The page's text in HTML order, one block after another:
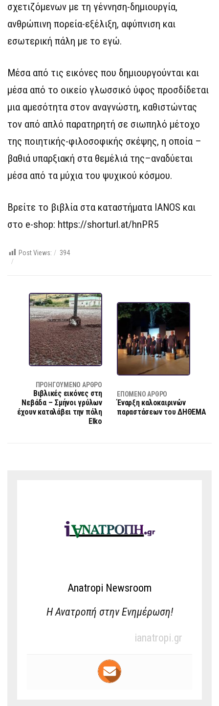
σχετιζόμενων με τη γέννηση-δημιουργία,
ανθρώπινη πορεία-εξέλιξη, αφύπνιση και
εσωτερική πάλη με το εγώ.
Μέσα από τις εικόνες που δημιουργούνται και
μέσα από το οικείο γλωσσικό ύφος προσδίδεται
μια αμεσότητα στον αναγνώστη, καθιστώντας
τον από απλό παρατηρητή σε σιωπηλό μέτοχο
της ποιητικής-φιλοσοφικής σκέψης, η οποία –
βαθιά υπαρξιακή στα θεμέλιά της–αναδύεται
μέσα από τα μύχια του ψυχικού κόσμου.
Βρείτε το βιβλία στα καταστήματα IANOS και
στο e-shop: https://shorturl.at/hnPR5
Post Views: 394
ΠΡΟΗΓΟΎΜΕΝΟ ΆΡΘΡΟ
Βιβλικές εικόνες στη
Νεβάδα – Σμήνοι γρύλων
έχουν καταλάβει την πόλη
Elko
ΕΠΌΜΕΝΟ ΆΡΘΡΟ
Έναρξη καλοκαιρινών
παραστάσεων του ΔΗΘΕΜΑ
Anatropi Newsroom
Η Ανατροπή στην Ενημέρωση!
ianatropi.gr